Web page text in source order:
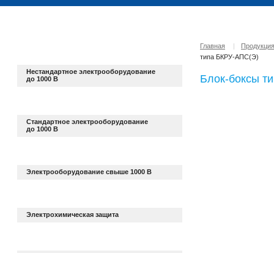
Нестандартное электрооборудование
до 1000 В
Стандартное электрооборудование
до 1000 В
Электрооборудование свыше 1000 В
Электрохимическая защита
Главная |
Продукция
типа БКРУ-АПС(Э)
Блок-боксы